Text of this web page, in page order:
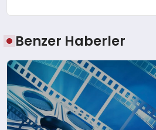
Benzer Haberler